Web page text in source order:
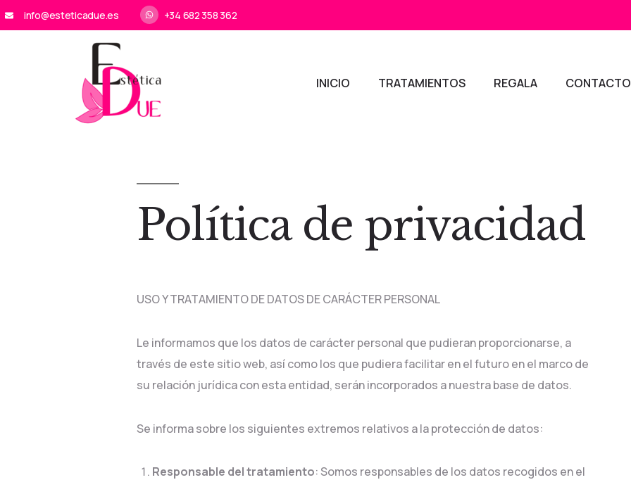
info@esteticadue.es +34 682 358 362
INICIO TRATAMIENTOS REGALA CONTACTO
Política de privacidad
USO Y TRATAMIENTO DE DATOS DE CARÁCTER PERSONAL
Le informamos que los datos de carácter personal que pudieran proporcionarse, a
través de este sitio web, así como los que pudiera facilitar en el futuro en el marco de
su relación jurídica con esta entidad, serán incorporados a nuestra base de datos.
Se informa sobre los siguientes extremos relativos a la protección de datos:
Responsable del tratamiento: Somos responsables de los datos recogidos en el